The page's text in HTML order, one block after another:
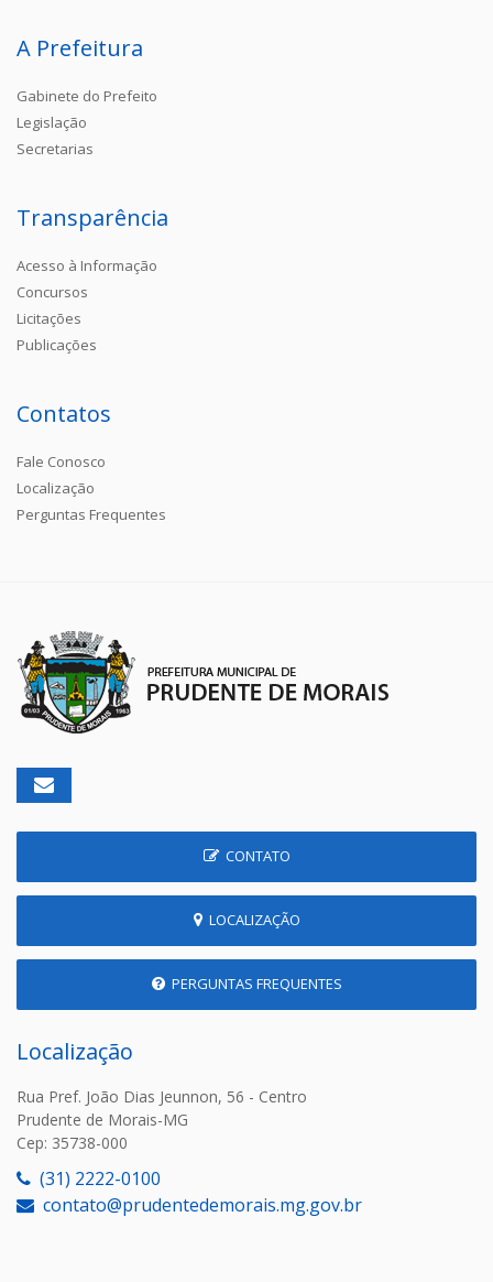
A Prefeitura
Gabinete do Prefeito
Legislação
Secretarias
Transparência
Acesso à Informação
Concursos
Licitações
Publicações
Contatos
Fale Conosco
Localização
Perguntas Frequentes
CONTATO
LOCALIZAÇÃO
PERGUNTAS FREQUENTES
Localização
Rua Pref. João Dias Jeunnon, 56 - Centro
Prudente de Morais-MG
Cep: 35738-000
(31) 2222-0100
contato@prudentedemorais.mg.gov.br